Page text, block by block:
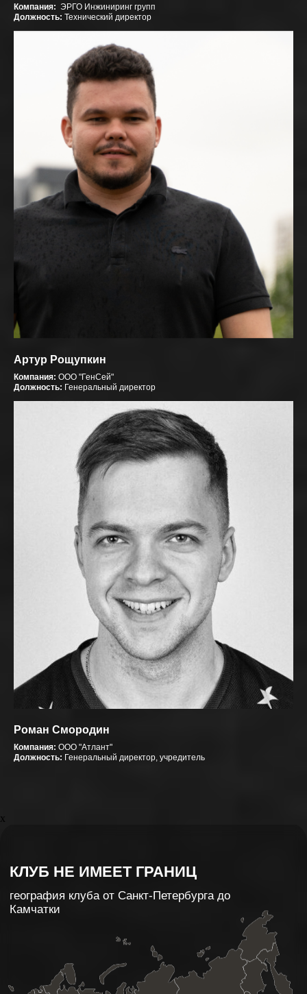
Компания: ЭРГО Инжиниринг групп
Должность: Технический директор
Артур Рощупкин
Компания: ООО "ГенСей"
Должность: Генеральный директор
Роман Смородин
Компания: ООО "Атлант"
Должность: Генеральный директор, учредитель
x